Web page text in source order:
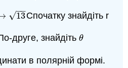
13
−−
√ Спочатку знайдіть r
друге, знайдіть θ
θ
в полярній формі.